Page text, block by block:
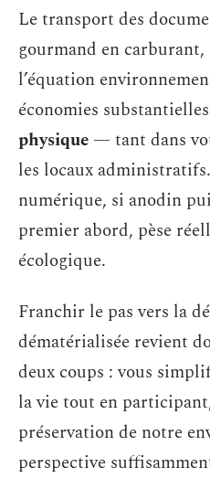
Le transport des
gourmand en carburant,
l’équation
économies
physique — tant dans
les locaux
numérique, si anodin
premier abord, pèse
écologique.
Franchir le pas vers la
dématérialisée revient
deux coups : vous
la vie tout en
préservation de notre
perspective